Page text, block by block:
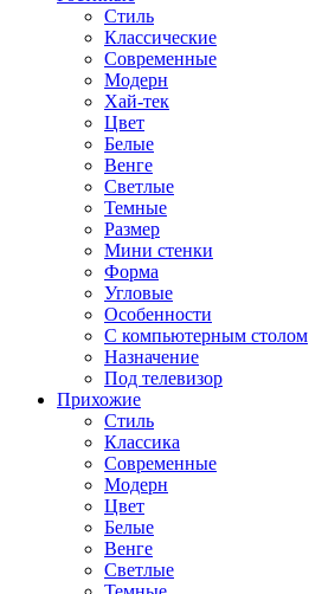
Стиль
Классические
Современные
Модерн
Хай-тек
Цвет
Белые
Венге
Светлые
Темные
Размер
Мини стенки
Форма
Угловые
Особенности
С компьютерным столом
Назначение
Под телевизор
Прихожие
Стиль
Классика
Современные
Модерн
Цвет
Белые
Венге
Светлые